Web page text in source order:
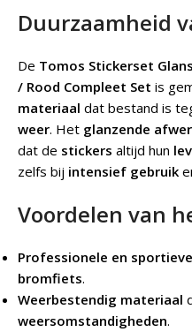
Duurzaamheid
De Tomos Stickerset
/ Rood Compleet Set is
materiaal dat bestand is
weer. Het glanzende
dat de stickers altijd hun
zelfs bij intensief gebruik
Voordelen van
Professionele en
bromfiets.
Weerbestendig materiaal
weersomstandigheden.